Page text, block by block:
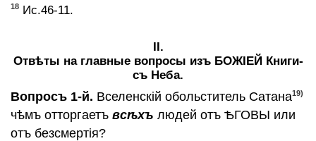
18 Ис.46-11.
II.
Отвѣты на главные вопросы изъ БОЖIЕЙ Книги-
съ Неба.
Вопросъ 1-й. Вселенскiй обольститель Сатана19)
чѣмъ отторгаетъ всѣхъ людей отъ ѢГОВЫ или
отъ безсмертiя?